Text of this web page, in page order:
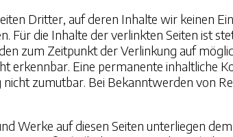
Dritter, auf deren Inhalte wir keinen
Für die Inhalte der verlinkten Seiten ist
zum Zeitpunkt der Verlinkung auf
erkennbar. Eine permanente inhaltliche
zumutbar. Bei Bekanntwerden von
Werke auf diesen Seiten unterliegen